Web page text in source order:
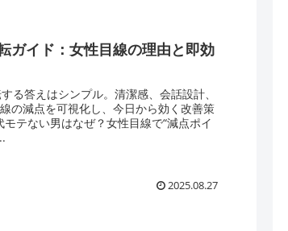
ガイド：女性目線の理由と即効
る答えはシンプル。清潔感、会話設計、
の減点を可視化し、今日から効く改善策
テない男はなぜ？女性目線で“減点ポイ
2025.08.27